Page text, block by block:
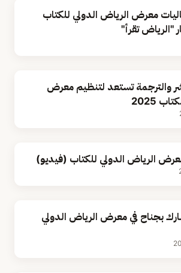
معرض الرياض الدولي للكتاب
والترجمة تستعد لتنظيم معرض
2025
الرياض الدولي للكتاب (فيديو)
بجناح في معرض الرياض الدولي